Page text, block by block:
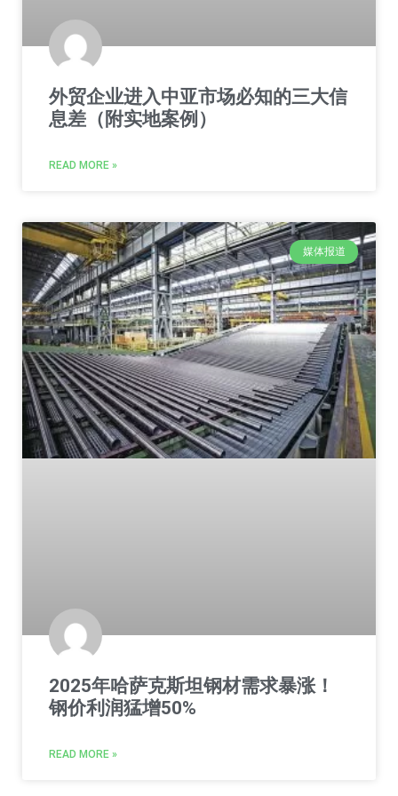
外贸企业进入中亚市场必知的三大信
息差（附实地案例）
READ MORE »
媒体报道
2025年哈萨克斯坦钢材需求暴涨！
钢价利润猛增50%
READ MORE »